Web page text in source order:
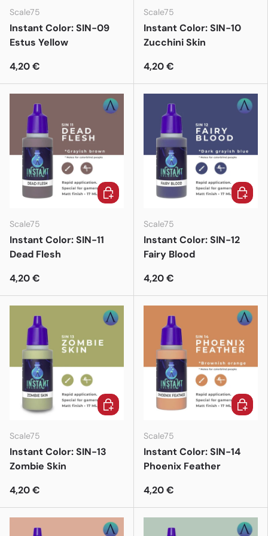
Scale75
Instant Color: SIN-09
Estus Yellow
4,20 €
Scale75
Instant Color: SIN-10
Zucchini Skin
4,20 €
Scale75
Instant Color: SIN-11
Dead Flesh
4,20 €
In den Warenkorb
Scale75
Instant Color: SIN-12
Fairy Blood
4,20 €
In den
Scale75
Instant Color: SIN-13
Zombie Skin
4,20 €
In den Warenkorb
Scale75
Instant Color: SIN-14
Phoenix Feather
4,20 €
In den